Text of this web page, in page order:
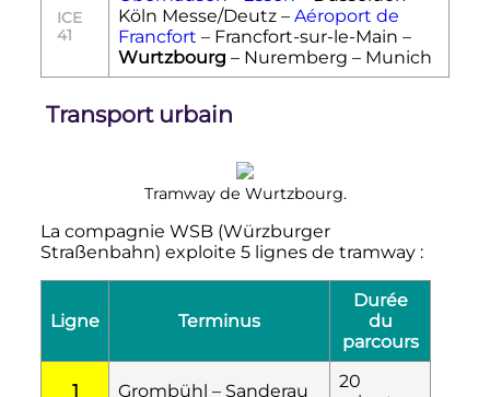
ICE
41
Köln Messe/Deutz – Aéroport de
Francfort – Francfort-sur-le-Main –
Wurtzbourg – Nuremberg – Munich
Transport urbain
Tramway de Wurtzbourg.
La compagnie WSB (Würzburger
Straßenbahn) exploite 5 lignes de tramway :
Ligne Terminus
Durée
du
parcours
1 Grombühl – Sanderau
20